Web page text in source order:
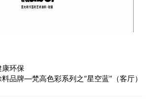
康环保
品牌—梵高色彩系列之“星空蓝”（客厅）